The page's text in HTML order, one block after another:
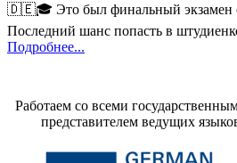
🇩🇪🎓 Это был финальный экзамен
Последний шанс попасть в
Подробнее...
Работаем со всеми
представителем ведущих